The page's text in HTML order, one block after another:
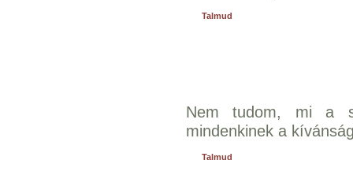
Talmud
Nem tudom, mi a
mindenkinek a
Talmud